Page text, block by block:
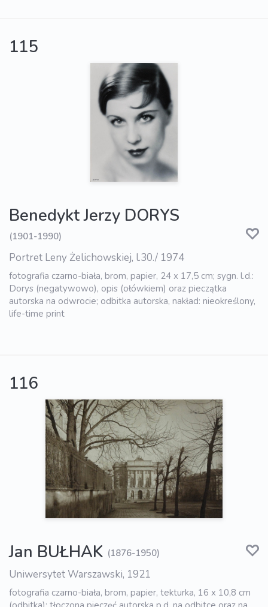
115
Benedykt Jerzy DORYS
(1901-1990)
Portret Leny Żelichowskiej, l.30./ 1974
fotografia czarno-biała, brom, papier, 24 x 17,5 cm; sygn. l.d.:
Dorys (negatywowo), opis (ołówkiem) oraz pieczątka
autorska na odwrocie; odbitka autorska, nakład: nieokreślony,
life-time print
116
Jan BUŁHAK (1876-1950)
Uniwersytet Warszawski, 1921
fotografia czarno-biała, brom, papier, tekturka, 16 x 10,8 cm